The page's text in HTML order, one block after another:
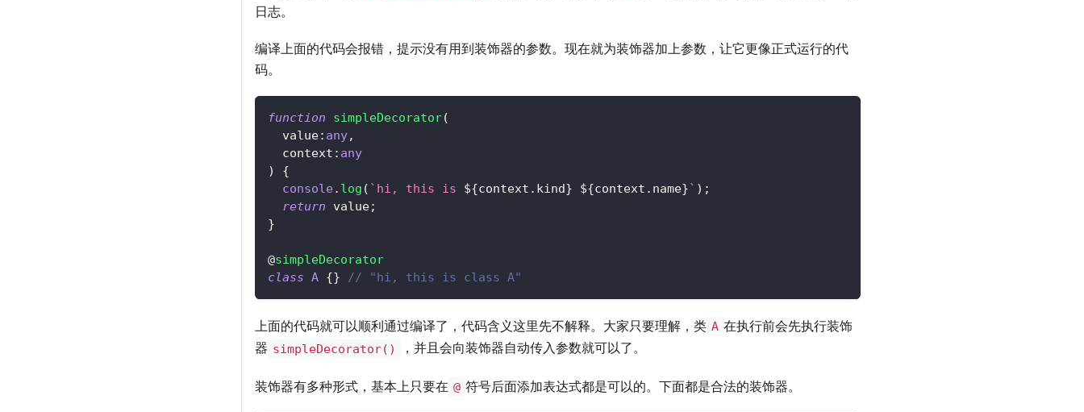
日志。
编译上面的代码会报错，提示没有用到装饰器的参数。现在就为装饰器加上参数，让它更像正式运行的代
码。
function simpleDecorator(
  value
: any,
  context
: any
)
{
console. log ( ` hi, this is ${context . kind} ${context . name}` ) ;
return value;
}
@simpleDecorator
class A {} // "hi, this is class A"
上面的代码就可以顺利通过编译了，代码含义这里先不解释。大家只要理解，类 A 在执行前会先执行装饰
器 simpleDecorator() ，并且会向装饰器自动传入参数就可以了。
装饰器有多种形式，基本上只要在 @ 符号后面添加表达式都是可以的。下面都是合法的装饰器。